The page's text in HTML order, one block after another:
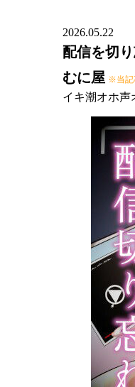
2026.05.22
配信を切
むに屋 ※当記
イキ潮オホ声